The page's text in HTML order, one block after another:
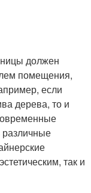
должен
помещения,
если
дерева, то и
различные
так и